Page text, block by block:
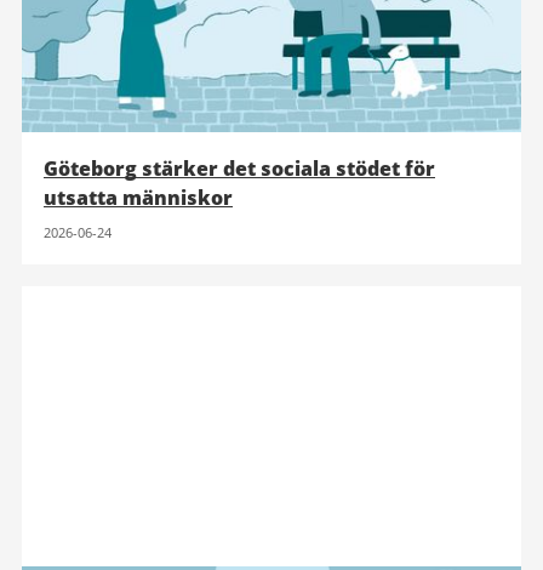
Göteborg stärker det sociala stödet för
utsatta människor
2026-06-24